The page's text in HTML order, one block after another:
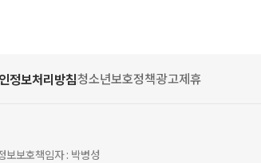
정보처리방침청소년보호정책광고제휴
보호책임자 : 박병성